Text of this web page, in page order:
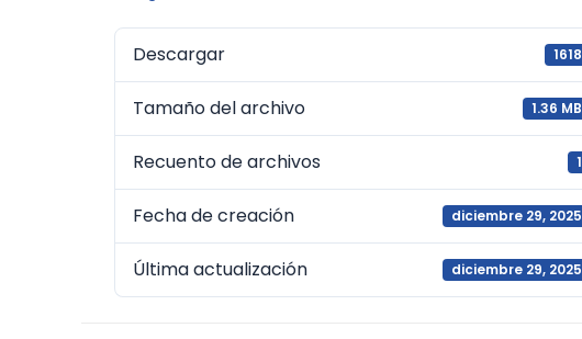
Descargar 1618
Tamaño del archivo 1.36 MB
Recuento de archivos 1
Fecha de creación diciembre 29, 2025
Última actualización diciembre 29, 2025